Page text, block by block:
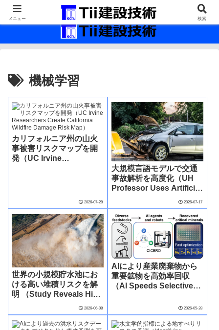
最新の建設技術の情報インフラ。
機械学習
カリフォルニア州の山火
事被害リスクマップを開
発（UC Irvine
2026-07-28
大規模言語モデルで交通
事故解析を高度化（UH
Professor Uses Artificial
Roads Safer）
2026-07-17
世界の小規模貯水池にお
ける高い堆積リスクを解
明 （Study Reveals High
Small Reservoirs
Worldwide）
2026-06-08
AIにより産業廃棄物から
重要鉱物を高効率回収
（AI Speeds Selective
Recovery of Critical
Minerals from Industrial
Waste）
2026-05-28
メニュー 検索